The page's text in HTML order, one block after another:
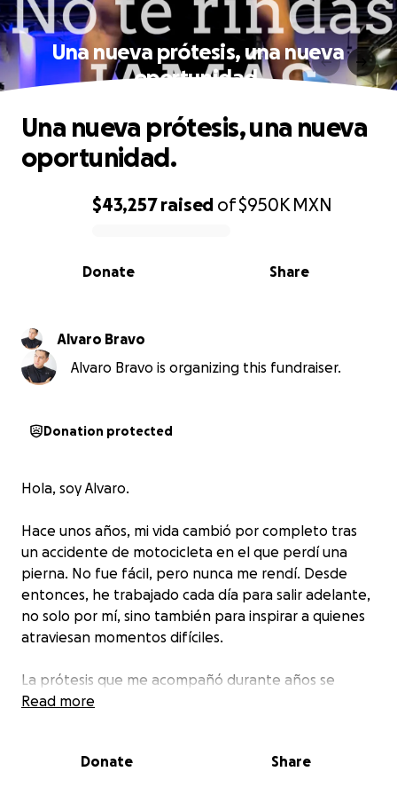
Una nueva prótesis, una nueva
oportunidad.
0% complete
$43,257raised of$950K MXN
Share
Donate
Una nueva prótesis, una nueva
oportunidad.
Alvaro Bravo
Alvaro Bravo is organizing this fundraiser.
Donation protected
Hola, soy Alvaro.
Hace unos años, mi vida cambió por completo tras
un accidente de motocicleta en el que perdí una
pierna. No fue fácil, pero nunca me rendí. Desde
entonces, he trabajado cada día para salir adelante,
no solo por mí, sino también para inspirar a quienes
atraviesan momentos difíciles.
La prótesis que me acompañó durante años se
rompió por completo y ya no puedo usarla. Esto ha
persona activa. A pesar de las dificultades, sigo con la
Read more
Donate Share